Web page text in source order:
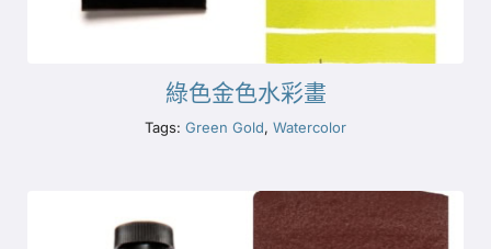
綠色金色水彩畫
Tags: Green Gold, Watercolor